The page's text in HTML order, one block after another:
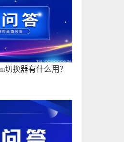
换器有什么用？